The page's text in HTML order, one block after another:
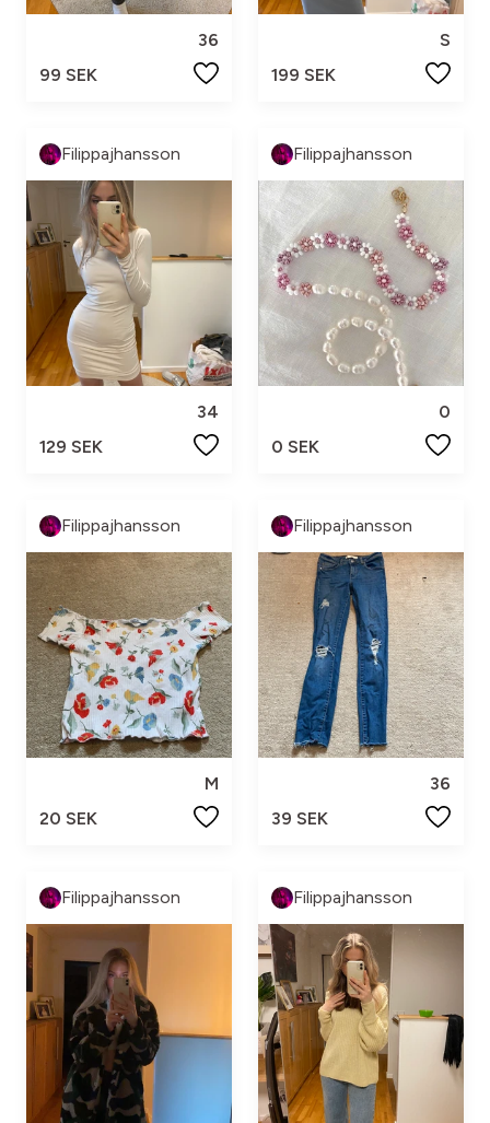
36
99 SEK
S
199 SEK
Filippajhansson
34
129 SEK
Filippajhansson
0
0 SEK
Filippajhansson
M
20 SEK
Filippajhansson
36
39 SEK
Filippajhansson Filippajhansson